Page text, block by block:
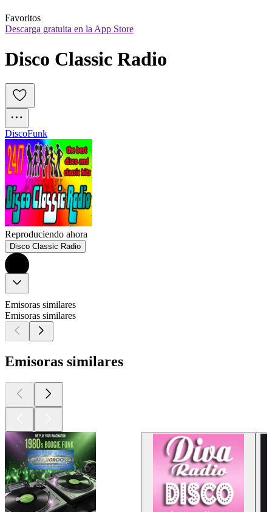
Favoritos
Descarga gratuita en la App Store
Disco Classic Radio
DiscoFunk
Reproduciendo ahora
Disco Classic Radio
Emisoras similares
Emisoras similares
Emisoras similares